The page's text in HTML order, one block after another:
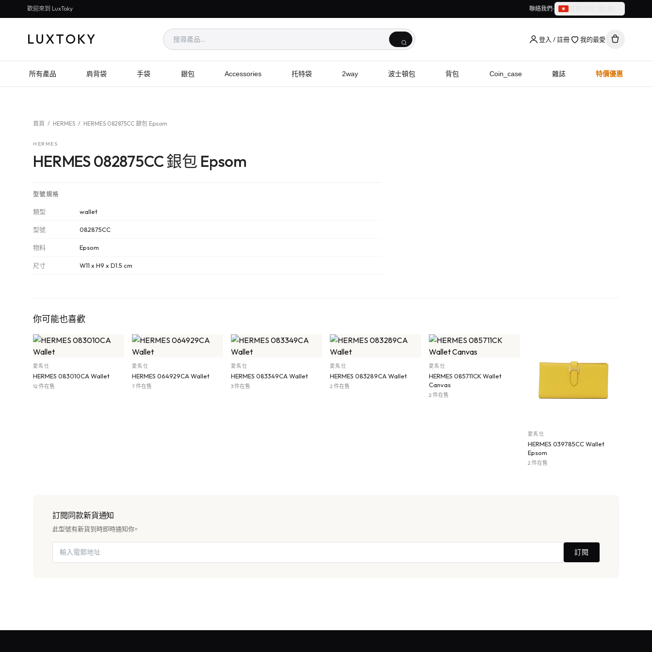
歡迎來到 LuxToky 聯絡我們
繁體中文（香港）
LUXTOKY 登入 / 註冊 我的最愛
所有產品 肩背袋 手袋 銀包 Accessories 托特袋 2way 波士頓包 背包 Coin_case 雜誌 特價優惠
首頁 / HERMES / HERMES 082875CC 銀包 Epsom
HERMES
HERMES 082875CC 銀包 Epsom
型號規格
類型 wallet
型號 082875CC
物料 Epsom
尺寸 W11 x H9 x D1.5 cm
你可能也喜歡
愛馬仕
HERMES 083010CA Wallet
12 件在售
愛馬仕
HERMES 064929CA Wallet
7 件在售
愛馬仕
HERMES 083349CA Wallet
3 件在售
愛馬仕
HERMES 083289CA Wallet
2 件在售
愛馬仕
HERMES 085711CK Wallet
Canvas
2 件在售
愛馬仕
HERMES 039785CC Wallet
Epsom
2 件在售
訂閱同款新貨通知
此型號有新貨到時即時通知你。
訂閱